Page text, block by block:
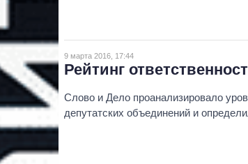
9 марта 2016, 17:44
Рейтинг
Слово и Дело проанализировало
депутатских объединений и